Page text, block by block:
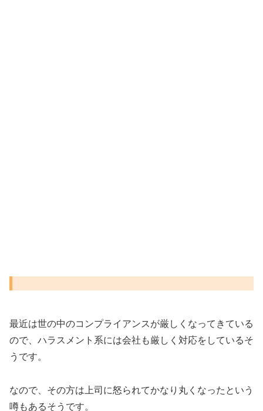
最近は世の中のコンプライアンスが厳しくなってきている
ので、ハラスメント系には会社も厳しく対応をしているそ
うです。
なので、その方は上司に怒られてかなり丸くなったという
噂もあるそうです。